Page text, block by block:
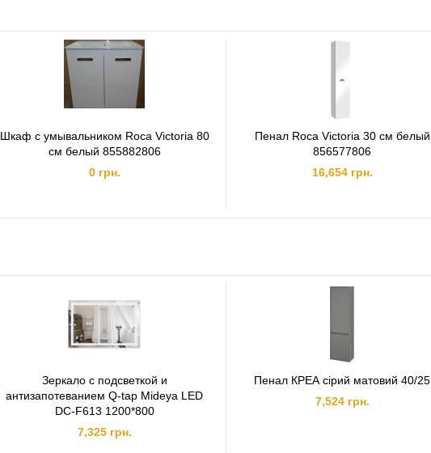
2 выдвижных ящика с доводчиками
Размеры (ВхШхГ): 565 x 585 x 460 мм
Цвет: венге
Шкаф с умывальником Roca Victoria 80
см белый 855882806
0 грн.
Пенал Roca Victoria 30 см белый
856577806
16,654 грн.
Зеркало с подсветкой и
антизапотеванием Q-tap Mideya LED
DC-F613 1200*800
7,325 грн.
Пенал КРЕА сірий матовий 40/25
7,524 грн.